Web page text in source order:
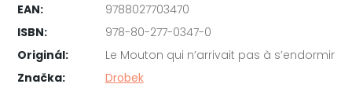
EAN:
9788027703470
ISBN:
978-80-277-0347-0
Originál:
Le Mouton qui n’arrivait pas à s’endormir
Značka:
Drobek